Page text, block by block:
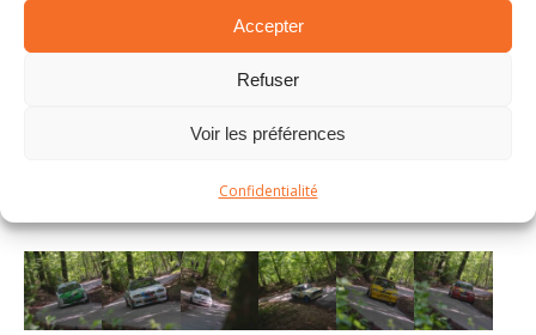
Accepter
Refuser
Voir les préférences
Confidentialité